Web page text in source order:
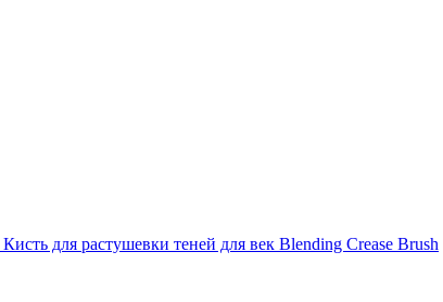
Кисть для растушевки теней для век Blending Crease Brush